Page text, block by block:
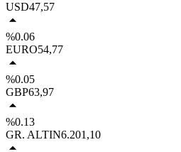
USD47,57
%0.06
EURO54,77
%0.05
GBP63,97
%0.13
GR. ALTIN6.201,10